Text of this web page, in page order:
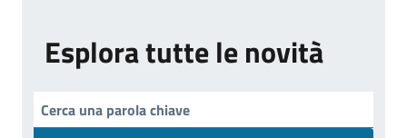
Esplora tutte le novità